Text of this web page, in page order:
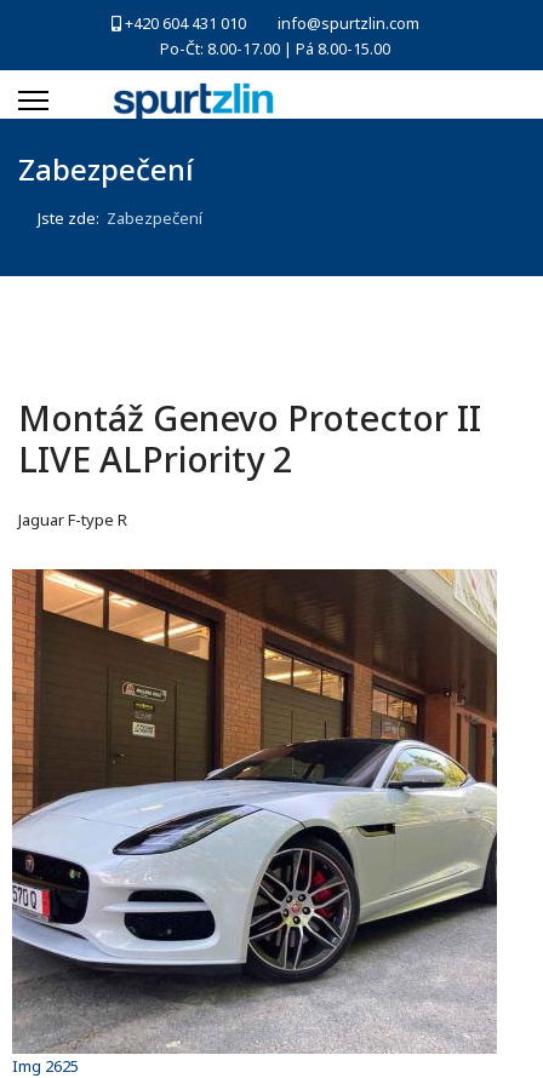
+420 604 431 010
info@spurtzlin.com
Po-Čt: 8.00-17.00 | Pá 8.00-15.00
Zabezpečení
Jste zde: Zabezpečení
Montáž Genevo Protector II
LIVE ALPriority 2
Jaguar F-type R
Img 2625